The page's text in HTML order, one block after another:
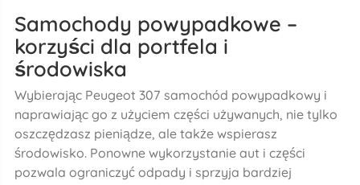
Samochody powypadkowe –
korzyści dla portfela i
środowiska
Wybierając Peugeot 307 samochód powypadkowy i
naprawiając go z użyciem części używanych, nie tylko
oszczędzasz pieniądze, ale także wspierasz
środowisko. Ponowne wykorzystanie aut i części
pozwala ograniczyć odpady i sprzyja bardziej